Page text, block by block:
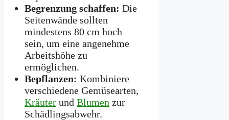
Begrenzung schaffen: Die
Seitenwände sollten
mindestens 80 cm hoch
sein, um eine angenehme
Arbeitshöhe zu
ermöglichen.
Bepflanzen: Kombiniere
verschiedene Gemüsearten,
Kräuter und Blumen zur
Schädlingsabwehr.